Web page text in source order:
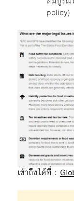
policy)
เข้าถึงได้ที่ :